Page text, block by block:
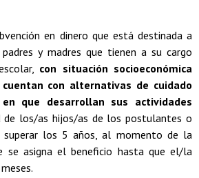
en dinero que está destinada a
y madres que tienen a su cargo
con situación socioeconómica
con alternativas de cuidado
que desarrollan sus actividades
de los/as hijos/as de los postulantes o
superar los 5 años, al momento de la
se asigna el beneficio hasta que el/la